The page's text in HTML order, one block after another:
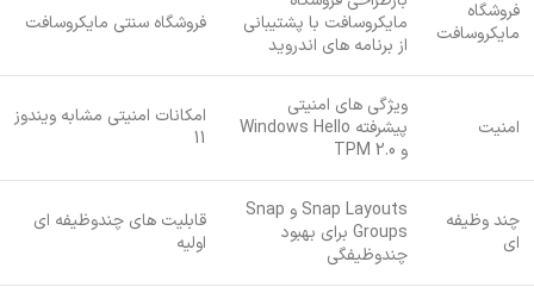
فروشگاه
مایکروسافت
مایکروسافت با پشتیبانی
از برنامه های اندروید
فروشگاه سنتی مایکروسافت
امنیت
ویژگی های امنیتی
پیشرفته Windows Hello
و TPM 2.0
امکانات امنیتی مشابه ویندوز
11
چند وظیفه
ای
Snap Layouts و Snap
Groups برای بهبود
چندوظیفگی
قابلیت های چندوظیفه ای
اولیه